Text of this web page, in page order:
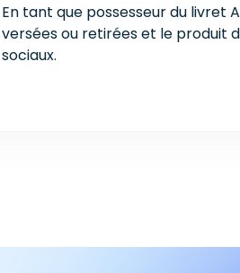
En tant que possesseur du livret
versées ou retirées et le produit
sociaux.